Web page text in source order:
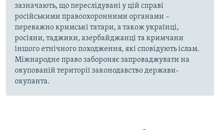
зазначають, що переслідувані у цій справі
російськими правоохоронними органами –
переважно кримські татари, а також українці,
росіяни, таджики, азербайджанці та кримчани
іншого етнічного походження, які сповідують іслам.
Міжнародне право забороняє запроваджувати на
окупованій території законодавство держави-
окупанта.